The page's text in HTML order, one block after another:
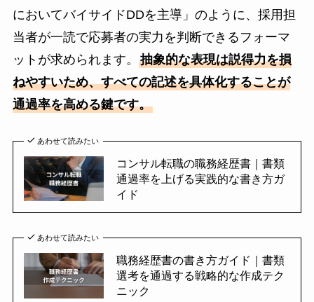
においてバイサイドDDを主導」のように、採用担
当者が一読で応募者の実力を判断できるフォーマ
ットが求められます。 抽象的な表現は説得力を損
ねやすいため、すべての記述を具体化することが
通過率を高める鍵です。
あわせて読みたい
コンサル転職の職務経歴書｜書類
通過率を上げる実践的な書き方ガ
イド
あわせて読みたい
職務経歴書の書き方ガイド｜書類
選考を通過する戦略的な作成テク
ニック